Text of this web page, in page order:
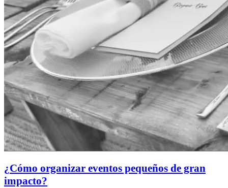
¿Cómo organizar eventos pequeños de gran
impacto?